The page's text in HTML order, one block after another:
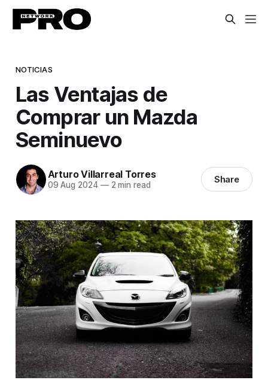
NOTICIAS
Las Ventajas de
Comprar un Mazda
Seminuevo
Arturo Villarreal Torres
09 Aug 2024 —2 min read Share